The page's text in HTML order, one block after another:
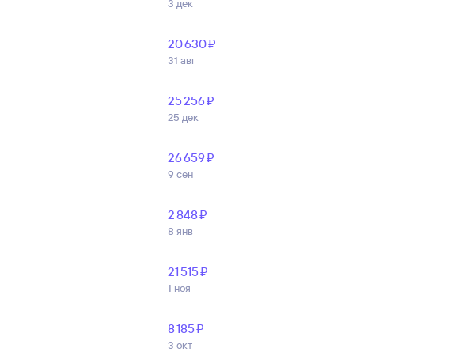
3 дек
20 ⁠630 ⁠₽
31 авг
25 ⁠256 ⁠₽
25 дек
26 ⁠659 ⁠₽
9 сен
2 ⁠848 ⁠₽
8 янв
21 ⁠515 ⁠₽
1 ноя
8 ⁠185 ⁠₽
3 окт